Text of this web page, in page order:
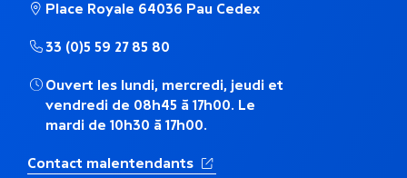
Place Royale 64036 Pau Cedex
33 (0)5 59 27 85 80
Ouvert les lundi, mercredi, jeudi et
vendredi de 08h45 à 17h00. Le
mardi de 10h30 à 17h00.
Contact malentendants (Ouverture dans un nouvel